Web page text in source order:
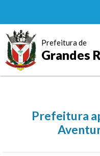
Prefeitura de
Grandes
Prefeitura